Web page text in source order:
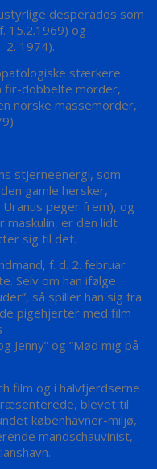
desperados som
15.2.1969) og
2. 1974).
stærkere
fir-dobbelte morder,
norske massemorder,
stjerneenergi, som
gamle hersker,
peger frem), og
maskulin, er den lidt
sig til det.
f. d. 2. februar
Selv om han ifølge
så spiller han sig fra
pigehjerter med film
Jenny” og “Mød mig på
film og i halvfjerdserne
blevet til
københavner-miljø,
mandschauvinist,